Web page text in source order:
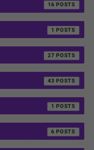
16
1
27
43
1
6